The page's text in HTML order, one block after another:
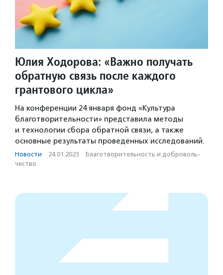
Юлия Ходорова: «Важно получать
обратную связь после каждого
грантового цикла»
На конференции 24 января фонд «Культура
благотворительности» представила методы
и технологии сбора обратной связи, а также
основные результаты проведенных исследований.
Новости · 24.01.2023 · Благотвори­тель­ность и доброволь­
чест­во